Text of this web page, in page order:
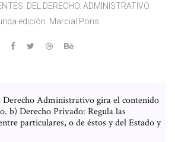
DEL DERECHO. ADMINISTRATIVO.
edición. Marcial Pons.
Administrativo gira el contenido
b) Derecho Privado: Regula las
particulares, o de éstos y del Estado y